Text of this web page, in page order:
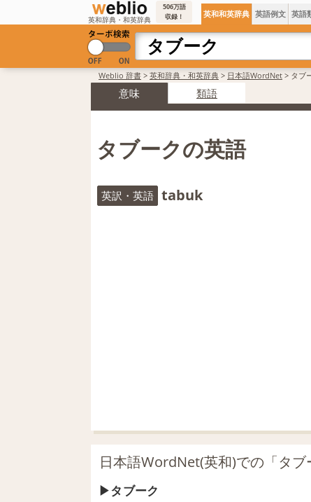
英和辞典・和英辞典
506万語
収録！
英和和英辞典 英語例文 英語
Weblio 辞書 > 英和辞典・和英辞典 > 日本語WordNet > タブ
意味 類語
タブークの英語
英訳・英語 tabuk
日本語WordNet(英和)での「タブ
タブーク